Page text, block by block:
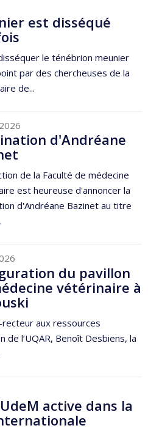
est disséqué
le ténébrion meunier
par des chercheuses de la
de...
d'Andréane
de la Faculté de médecine
est heureuse d'annoncer la
d'Andréane Bazinet au titre
du pavillon
vétérinaire à
recteur aux ressources
de l’UQAR, Benoît Desbiens, la
active dans la